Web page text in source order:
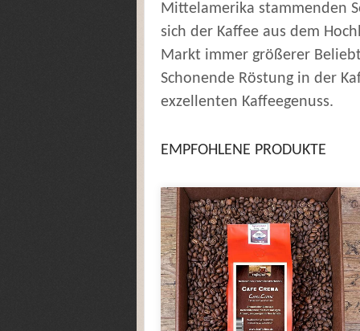
Mittelamerika stammenden
sich der Kaffee aus dem
Markt immer größerer
Schonende Röstung in der
exzellenten Kaffeegenuss.
EMPFOHLENE PRODUKTE